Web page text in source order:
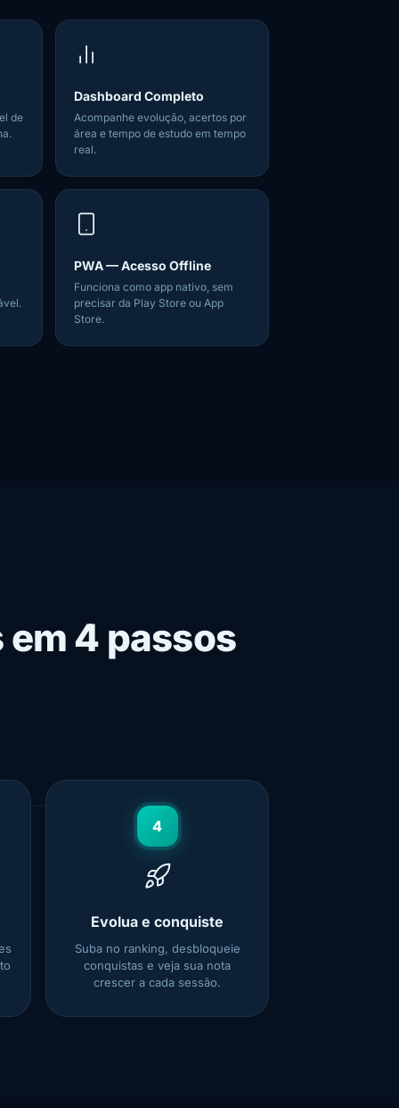
de
Dashboard Completo
Acompanhe evolução, acertos por
área e tempo de estudo em tempo
real.
PWA — Acesso Offline
Funciona como app nativo, sem
precisar da Play Store ou App
Store.
4 passos
4
Evolua e conquiste
Suba no ranking, desbloqueie
conquistas e veja sua nota
crescer a cada sessão.